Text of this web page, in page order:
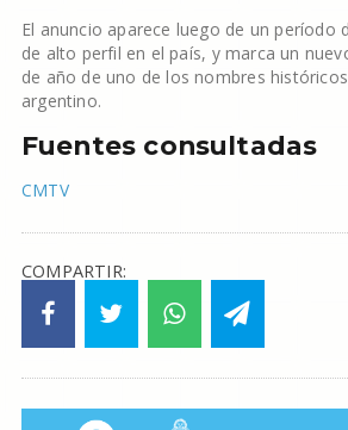
El anuncio aparece luego de un período
de alto perfil en el país, y marca un
de año de uno de los nombres
argentino.
Fuentes consultadas
CMTV
COMPARTIR: